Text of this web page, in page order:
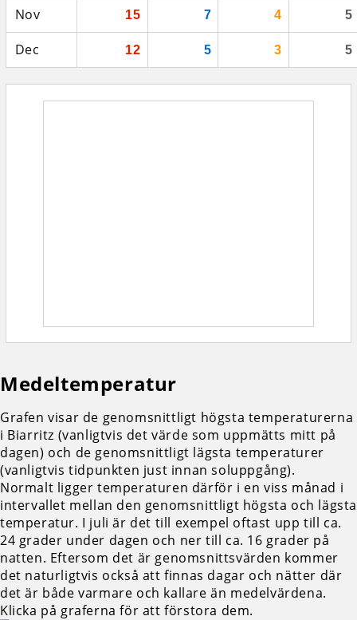
Nov 15 7 4 5
Dec 12 5 3 5
Medeltemperatur
Grafen visar de genomsnittligt högsta temperaturerna
i Biarritz (vanligtvis det värde som uppmätts mitt på
dagen) och de genomsnittligt lägsta temperaturer
(vanligtvis tidpunkten just innan soluppgång).
Normalt ligger temperaturen därför i en viss månad i
intervallet mellan den genomsnittligt högsta och lägsta
temperatur. I juli är det till exempel oftast upp till ca.
24 grader under dagen och ner till ca. 16 grader på
natten. Eftersom det är genomsnittsvärden kommer
det naturligtvis också att finnas dagar och nätter där
det är både varmare och kallare än medelvärdena.
Klicka på graferna för att förstora dem.